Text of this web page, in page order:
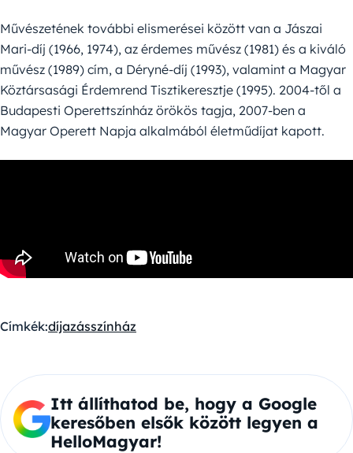
Művészetének további elismerései között van a Jászai
Mari-díj (1966, 1974), az érdemes művész (1981) és a kiváló
művész (1989) cím, a Déryné-díj (1993), valamint a Magyar
Köztársasági Érdemrend Tisztikeresztje (1995). 2004-től a
Budapesti Operettszínház örökös tagja, 2007-ben a
Magyar Operett Napja alkalmából életműdíjat kapott.
Címkék:díjazásszínház
Itt állíthatod be, hogy a Google
keresőben elsők között legyen a
HelloMagyar!